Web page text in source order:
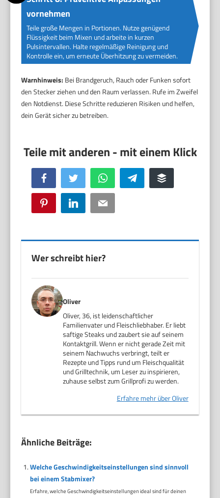
vornehmen
Teile große Mengen in Portionen. Nutze genügend
Flüssigkeit beim Mixen und arbeite in kurzen
Pulsintervallen. Halte regelmäßige Reinigung und
Kontrolle ein, um erneute Überhitzung zu vermeiden.
Warnhinweis: Bei Brandgeruch, Rauch oder Funken sofort
den Stecker ziehen und den Raum verlassen. Rufe im Zweifel
den Notdienst. Diese Schritte reduzieren Risiken und helfen,
dein Gerät sicher zu betreiben.
Facebook Twitter WhatsApp Telegram Buffer
Pinterest LinkedIn Email
Wer schreibt hier?
Oliver
Oliver, 36, ist leidenschaftlicher
Familienvater und Fleischliebhaber. Er liebt
saftige Steaks und zaubert sie auf seinem
Kontaktgrill. Wenn er nicht gerade Zeit mit
seinem Nachwuchs verbringt, teilt er
Rezepte und Tipps rund um Fleischqualität
und Grilltechnik, um Leser zu inspirieren,
zuhause selbst zum Grillprofi zu werden.
Erfahre mehr über Oliver
Ähnliche Beiträge:
Welche Geschwindigkeitseinstellungen sind sinnvoll
bei einem Stabmixer?
Erfahre, welche Geschwindigkeitseinstellungen ideal sind für deinen